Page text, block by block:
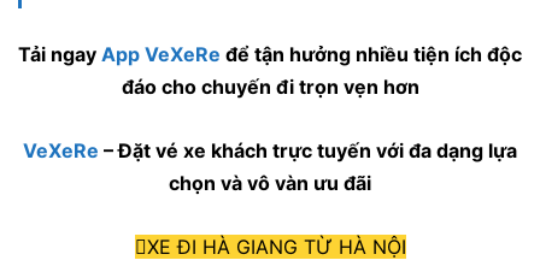
Tải ngay App VeXeRe để tận hưởng nhiều tiện ích độc
đáo cho chuyến đi trọn vẹn hơn
VeXeRe – Đặt vé xe khách trực tuyến với đa dạng lựa
chọn và vô vàn ưu đãi
XE ĐI HÀ GIANG TỪ HÀ NỘI